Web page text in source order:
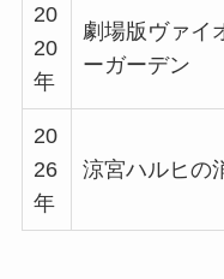
20
20
年
劇場版ヴァイ
ーガーデン
20
26
年
涼宮ハルヒの